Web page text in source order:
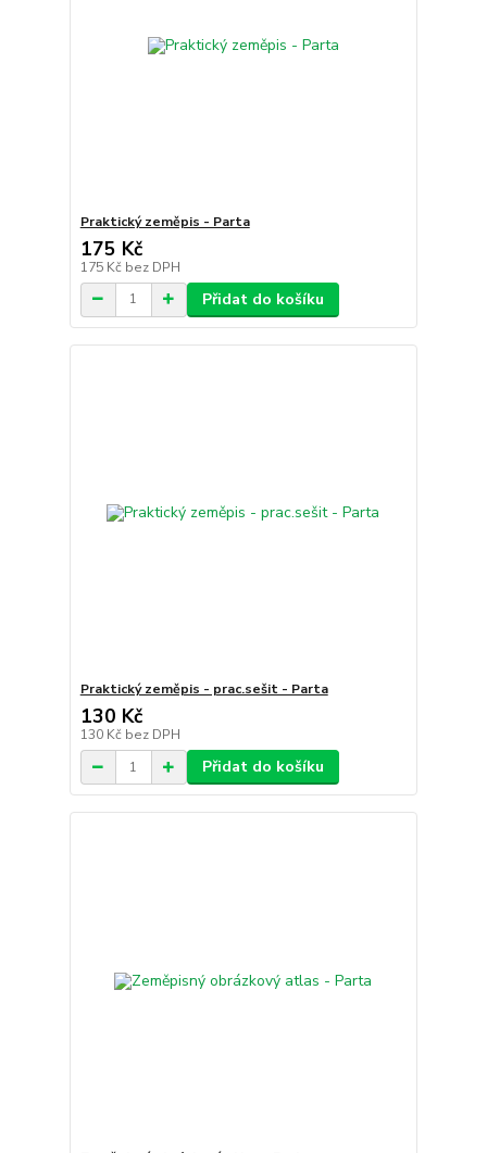
Praktický zeměpis - Parta
175 Kč
175 Kč bez DPH
Přidat do košíku
Praktický zeměpis - prac.sešit - Parta
130 Kč
130 Kč bez DPH
Přidat do košíku